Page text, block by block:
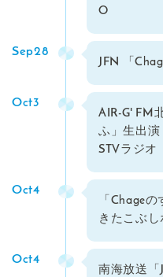
O
JFN 「
Sep28
AIR-G' FM
ふ」生出演
STVラジオ
Oct3
「Chage
きたこぶし
Oct4
南海放送「
Oct4